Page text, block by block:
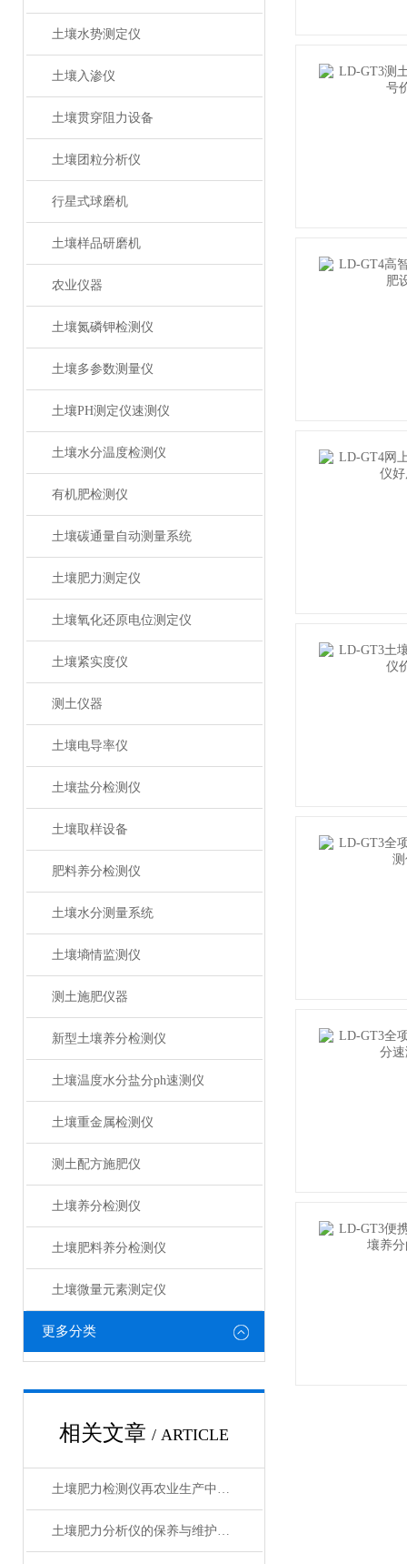
土壤水势测定仪
土壤入渗仪
土壤贯穿阻力设备
土壤团粒分析仪
行星式球磨机
土壤样品研磨机
农业仪器
土壤氮磷钾检测仪
土壤多参数测量仪
土壤PH测定仪速测仪
土壤水分温度检测仪
有机肥检测仪
土壤碳通量自动测量系统
土壤肥力测定仪
土壤氧化还原电位测定仪
土壤紧实度仪
测土仪器
土壤电导率仪
土壤盐分检测仪
土壤取样设备
肥料养分检测仪
土壤水分测量系统
土壤墒情监测仪
测土施肥仪器
新型土壤养分检测仪
土壤温度水分盐分ph速测仪
土壤重金属检测仪
测土配方施肥仪
土壤养分检测仪
土壤肥料养分检测仪​
土壤微量元素测定仪
更多分类
相关文章 / ARTICLE
土壤肥力检测仪再农业生产中的应用
土壤肥力分析仪的保养与维护方法